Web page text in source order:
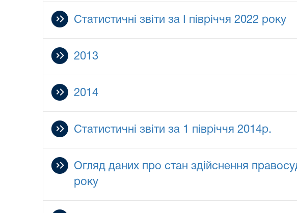
Статистичні звіти за І півріччя 2022 року
2013
2014
Статистичні звіти за 1 півріччя 2014р.
Огляд даних про стан здійснення
року